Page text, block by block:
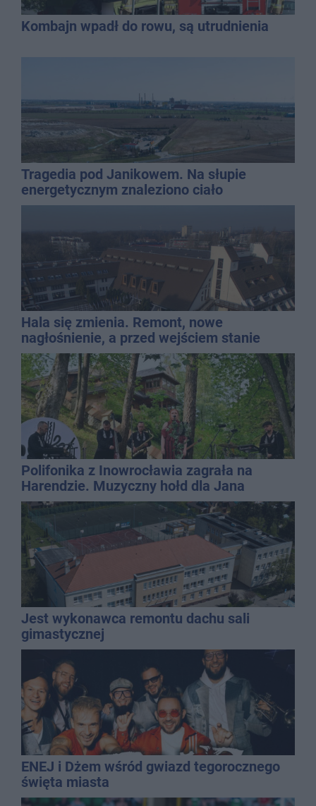
Kombajn wpadł do rowu, są utrudnienia
Tragedia pod Janikowem. Na słupie
energetycznym znaleziono ciało
mężczyzny
Hala się zmienia. Remont, nowe
nagłośnienie, a przed wejściem stanie
QEMETICA ARENA
Polifonika z Inowrocławia zagrała na
Harendzie. Muzyczny hołd dla Jana
Kasprowicza
Jest wykonawca remontu dachu sali
gimastycznej
ENEJ i Dżem wśród gwiazd tegorocznego
święta miasta